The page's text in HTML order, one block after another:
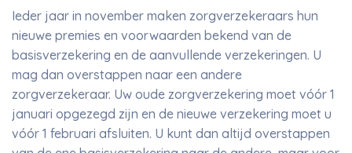
Ieder jaar in november maken zorgverzekeraars hun
nieuwe premies en voorwaarden bekend van de
basisverzekering en de aanvullende verzekeringen. U
mag dan overstappen naar een andere
zorgverzekeraar. Uw oude zorgverzekering moet vóór 1
januari opgezegd zijn en de nieuwe verzekering moet u
vóór 1 februari afsluiten. U kunt dan altijd overstappen